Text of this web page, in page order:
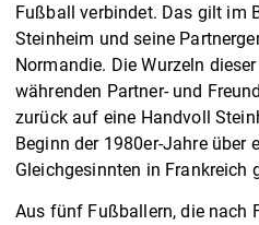
Fußball verbindet. Das gilt im
Steinheim und seine
Normandie. Die Wurzeln
währenden Partner- und
zurück auf eine Handvoll
Beginn der 1980er-Jahre über
Gleichgesinnten in Frankreich
Aus fünf Fußballern, die nach